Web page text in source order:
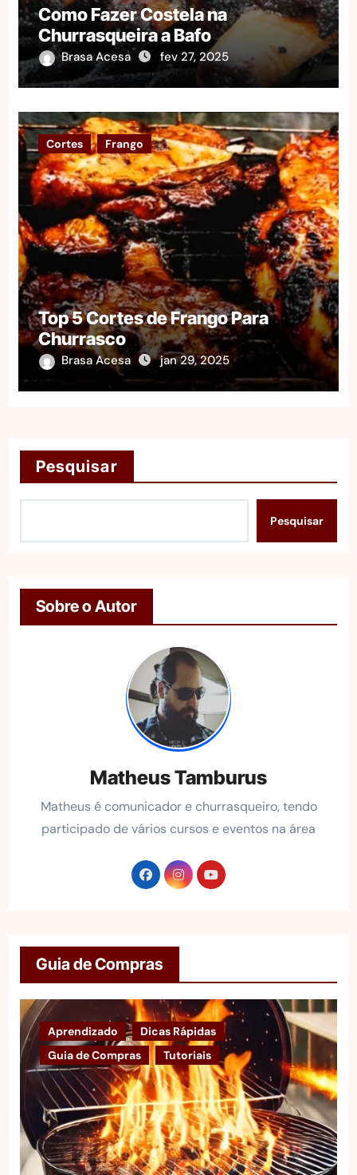
Como Fazer Costela na
Churrasqueira a Bafo
Brasa Acesa fev 27, 2025
Cortes Frango
Top 5 Cortes de Frango Para
Churrasco
Brasa Acesa jan 29, 2025
Pesquisar
Pesquisar
Sobre o Autor
Matheus Tamburus
Matheus é comunicador e churrasqueiro, tendo
participado de vários cursos e eventos na área
Guia de Compras
Aprendizado
Dicas Rápidas
Guia de Compras
Tutoriais